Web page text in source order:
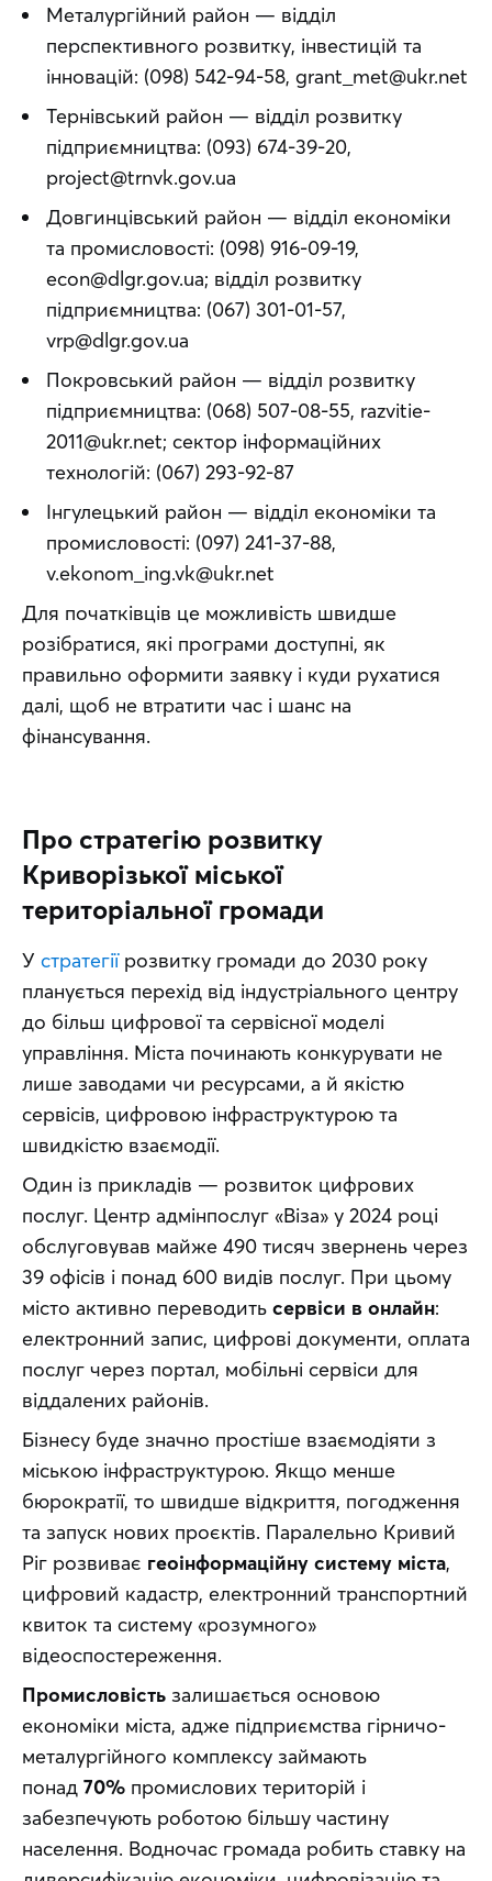
Металургійний район — відділ
перспективного розвитку, інвестицій та
інновацій: (098) 542-94-58, grant_met@ukr.net
Тернівський район — відділ розвитку
підприємництва: (093) 674-39-20,
project@trnvk.gov.ua
Довгинцівський район — відділ економіки
та промисловості: (098) 916-09-19,
econ@dlgr.gov.ua; відділ розвитку
підприємництва: (067) 301-01-57,
vrp@dlgr.gov.ua
Покровський район — відділ розвитку
підприємництва: (068) 507-08-55, razvitie-
2011@ukr.net; сектор інформаційних
технологій: (067) 293-92-87
Інгулецький район — відділ економіки та
промисловості: (097) 241-37-88,
v.ekonom_ing.vk@ukr.net
Для початківців це можливість швидше
розібратися, які програми доступні, як
правильно оформити заявку і куди рухатися
далі, щоб не втратити час і шанс на
фінансування.
Про стратегію розвитку
Криворізької міської
територіальної громади
У стратегії розвитку громади до 2030 року
планується перехід від індустріального центру
до більш цифрової та сервісної моделі
управління. Міста починають конкурувати не
лише заводами чи ресурсами, а й якістю
сервісів, цифровою інфраструктурою та
швидкістю взаємодії.
Один із прикладів — розвиток цифрових
послуг. Центр адмінпослуг «Віза» у 2024 році
обслуговував майже 490 тисяч звернень через
39 офісів і понад 600 видів послуг. При цьому
місто активно переводить сервіси в онлайн:
електронний запис, цифрові документи, оплата
послуг через портал, мобільні сервіси для
віддалених районів.
Бізнесу буде значно простіше взаємодіяти з
міською інфраструктурою. Якщо менше
бюрократії, то швидше відкриття, погодження
та запуск нових проєктів. Паралельно Кривий
Ріг розвиває геоінформаційну систему міста,
цифровий кадастр, електронний транспортний
квиток та систему «розумного»
відеоспостереження.
Промисловість залишається основою
економіки міста, адже підприємства гірничо-
металургійного комплексу займають
понад 70% промислових територій і
забезпечують роботою більшу частину
населення. Водночас громада робить ставку на